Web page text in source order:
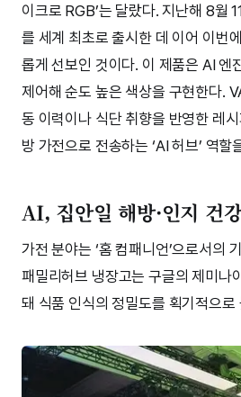
이크로 RGB’는 달랐다. 지난해 8월
를 세계 최초로 출시한 데 이어 이번
롭게 선보인 것이다. 이 제품은 AI 엔
제어해 순도 높은 색상을 구현한다.
동 이력이나 식단 취향을 반영한 레
방 가전으로 전송하는 ‘AI 허브’ 역할
AI, 집안일 해방·인지 건
가전 분야는 ‘홈 컴패니언’으로서의
패밀리허브 냉장고는 구글의 제미나
돼 식품 인식의 정밀도를 획기적으로